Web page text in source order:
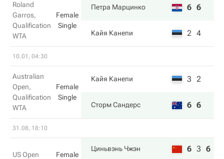
Roland
Garros,
Qualification
WTA
Female
Single
Петра Марцинко 6 6
Кайя Канепи 2 4
10.01, 04:30
Australian
Open,
Qualification
WTA
Female
Single
Кайя Канепи 3 2
Сторм Сандерс 6 6
31.08, 18:10
US Open
Female
Циньвэнь Чжэн 6 3 6